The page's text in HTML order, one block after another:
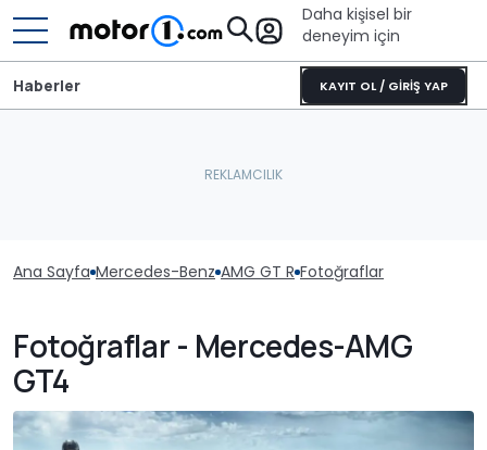
Daha kişisel bir
deneyim için
KAYIT OL / GİRİŞ YAP
Haberler
Ana Sayfa Mercedes-Benz AMG GT R Fotoğraflar
Fotoğraflar - Mercedes-AMG
GT4